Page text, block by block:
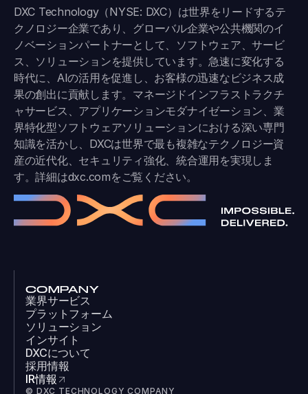
DXC Technology（NYSE: DXC）は世界をリードするテ
クノロジー企業であり、グローバル企業や公共機関のイ
ノベーションパートナーとして、ソフトウェア、サービ
ス、ソリューションを提供しています。急速に変化する
時代に、AIの活用を促進し、お客様の迅速なビジネス成
果の創出に貢献します。マネージドインフラストラクチ
ャサービス、アプリケーションモダナイゼーション、業
界特化型ソフトウェアソリューションにおける深い専門
知識を活かし、DXCは世界で最も複雑なテクノロジー資
産の近代化、セキュリティ強化、統合運用を実現しま
す。詳細はdxc.comをご覧ください。
COMPANY
業界サービス
プラットフォーム
ソリューション
インサイト
DXCについて
採用情報
IR情報
© DXC TECHNOLOGY COMPANY